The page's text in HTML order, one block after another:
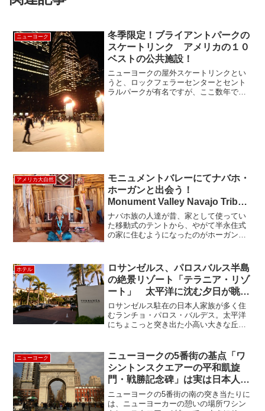
ニューヨーク
冬季限定！ブライアントパークの
スケートリンク アメリカの１０
ベストの公共施設！
ニューヨークの屋外スケートリンクとい
うと、ロックフェラーセンターとセント
ラルパークが有名ですが、ここ数年で人
アメリカ大自然
モニュメントバレーにてナバホ・
ホーガンと出会う！
Monument Valley Navajo Tribal
Park
ナバホ族の人達が昔、家として使ってい
た移動式のテントから、やがて半永住式
の家に住むようになったのがホーガンで
ナバホ砂岩をかぶせて水で固めると、彼
等の生活の場が出来る...
ホテル
ロサンゼルス、パロスバルス半島
の絶景リゾート「テラニア・リゾ
ート」 太平洋に沈む夕日が眺望
できるマルセドレストランもお薦
め！
ロサンゼルス駐在の日本人家族が多く住
むランチョ・パロス・バルデス。太平洋
にちょこっと突き出た小高い大きな丘が
地です。そのパロスバルデス半島の突
先、つまり一番眺めの良いと...
ニューヨーク
ニューヨークの5番街の基点「ワ
シントンスクエアーの平和凱旋
門・戦勝記念碑」は実は日本人が
造った！？ 知られざる彫塑家・
川村吾蔵
ニューヨークの5番街の南の突き当たりに
は、ニューヨーカーの憩いの場所ワシン